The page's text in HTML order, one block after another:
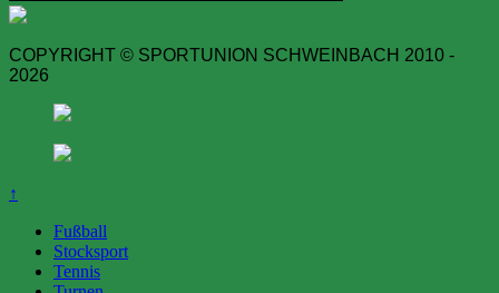
COPYRIGHT © SPORTUNION SCHWEINBACH 2010 -
2026
↑
Fußball
Stocksport
Tennis